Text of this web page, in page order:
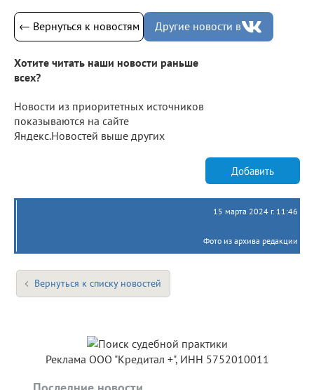
← Вернуться к новостям Другие новости в
Хотите читать наши новости раньше
всех?
Новости из приоритетных источников
показываются на сайте
Яндекс.Новостей выше других
Добавить
15 марта 2024 г. 11:46
Фото из архива редакции
Вернуться к списку новостей
Реклама ООО "Кредитал +", ИНН 5752010011